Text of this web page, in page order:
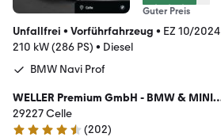
Guter Preis
Unfallfrei • Vorführfahrzeug • EZ 10/2024
210 kW (286 PS) • Diesel
BMW Navi Prof
WELLER Premium GmbH - BMW & MINI
Vertragshändler
29227 Celle
(202)